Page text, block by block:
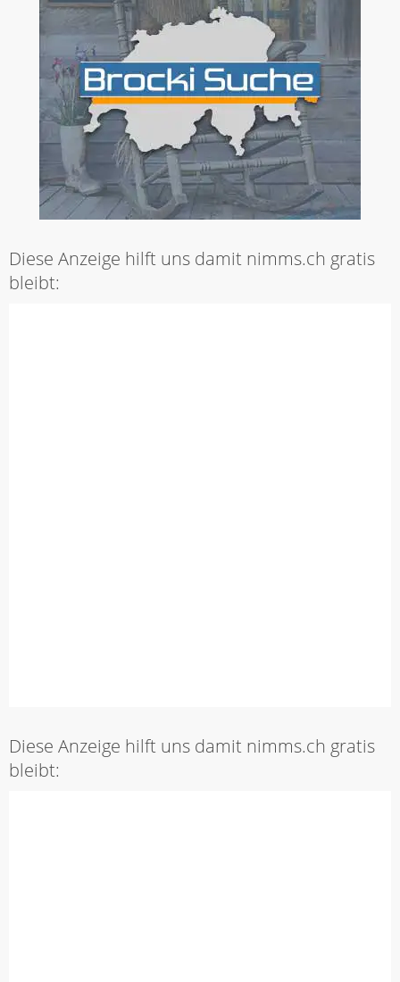
Diese Anzeige hilft uns damit nimms.ch gratis
bleibt:
Diese Anzeige hilft uns damit nimms.ch gratis
bleibt: